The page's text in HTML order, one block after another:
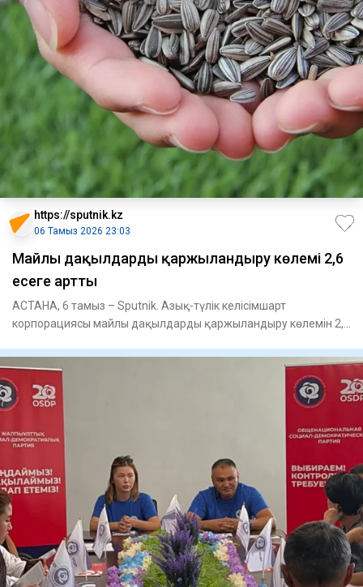
https://sputnik.kz
06 Тамыз 2026 23:03
Майлы дақылдарды қаржыландыру көлемі 2,6
есеге артты
АСТАНА, 6 тамыз – Sputnik. Азық-түлік келісімшарт
корпорациясы майлы дақылдарды қаржыландыру көлемін 2,6